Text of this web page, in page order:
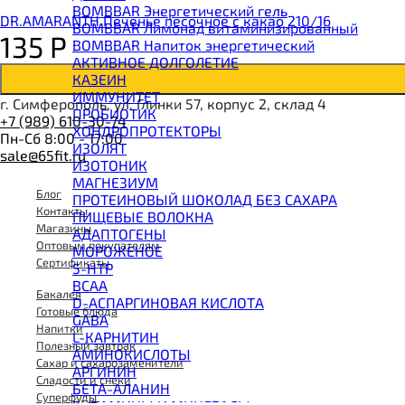
BOMBBAR Энергетический гель
BOMBBAR Лимонад витаминизированный
BOMBBAR Напиток энергетический
АКТИВНОЕ ДОЛГОЛЕТИЕ
КАЗЕИН
ИММУНИТЕТ
ПРОБИОТИК
ХОНДРОПРОТЕКТОРЫ
ИЗОЛЯТ
ИЗОТОНИК
МАГНЕЗИУМ
ПРОТЕИНОВЫЙ ШОКОЛАД БЕЗ САХАРА
ПИЩЕВЫЕ ВОЛОКНА
АДАПТОГЕНЫ
МОРОЖЕНОЕ
5-HTP
BCAA
D-АСПАРГИНОВАЯ КИСЛОТА
GABA
L-КАРНИТИН
АМИНОКИСЛОТЫ
АРГИНИН
БЕТА-АЛАНИН
DR.AMARANTH Печенье песочное с какао 210/16
135 Р
г. Симферополь, ул. Глинки 57, корпус 2, склад 4
+7 (989) 610-30-74
Пн-Сб 8:00 - 17:00
sale@65fit.ru
Блог
Контакты
Магазины
Оптовым покупателям
Сертификаты
Бакалея
Готовые блюда
Напитки
Полезный завтрак
Сахар и сахарозаменители
Сладости и снеки
Суперфуды